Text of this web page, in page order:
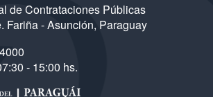
de Contrataciones Públicas
Fariña - Asunción, Paraguay
- 15:00 hs.